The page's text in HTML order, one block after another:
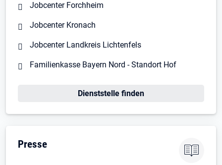
Jobcenter Forchheim
Jobcenter Kronach
Jobcenter Landkreis Lichtenfels
Familienkasse Bayern Nord - Standort Hof
Dienststelle finden
Presse